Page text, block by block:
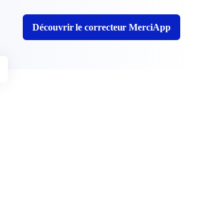
Découvrir le correcteur MerciApp